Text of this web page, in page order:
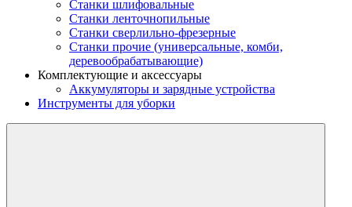
Станки шлифовальные
Станки ленточнопильные
Станки сверлильно-фрезерные
Станки прочие (универсальные, комби,
деревообрабатывающие)
Комплектующие и аксессуары
Аккумуляторы и зарядные устройства
Инструменты для уборки